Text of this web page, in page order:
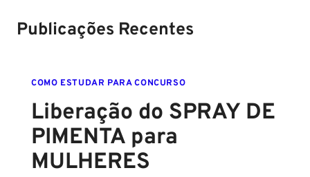
Publicações Recentes
COMO ESTUDAR PARA CONCURSO
Liberação do SPRAY DE
PIMENTA para
MULHERES